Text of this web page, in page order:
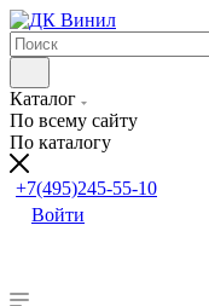
Каталог
По всему сайту
По каталогу
+7(495)245-55-10
Войти